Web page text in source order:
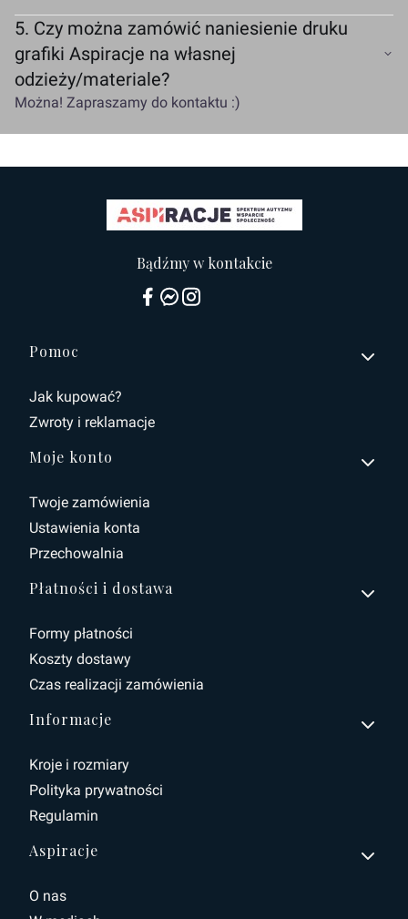
5. Czy można zamówić naniesienie druku
grafiki Aspiracje na własnej
odzieży/materiale?
Można! Zapraszamy do kontaktu :)
Bądźmy w kontakcie
Linki w stopce
Pomoc
Jak kupować?
Zwroty i reklamacje
Moje konto
Twoje zamówienia
Ustawienia konta
Przechowalnia
Płatności i dostawa
Formy płatności
Koszty dostawy
Czas realizacji zamówienia
Informacje
Kroje i rozmiary
Polityka prywatności
Regulamin
Aspiracje
O nas